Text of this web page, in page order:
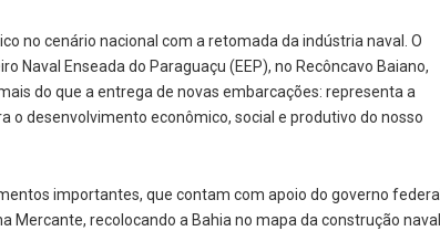
no cenário nacional com a retomada da indústria naval. O
Naval Enseada do Paraguaçu (EEP), no Recôncavo Baiano,
do que a entrega de novas embarcações: representa a
desenvolvimento econômico, social e produtivo do nosso
importantes, que contam com apoio do governo federal
Mercante, recolocando a Bahia no mapa da construção naval